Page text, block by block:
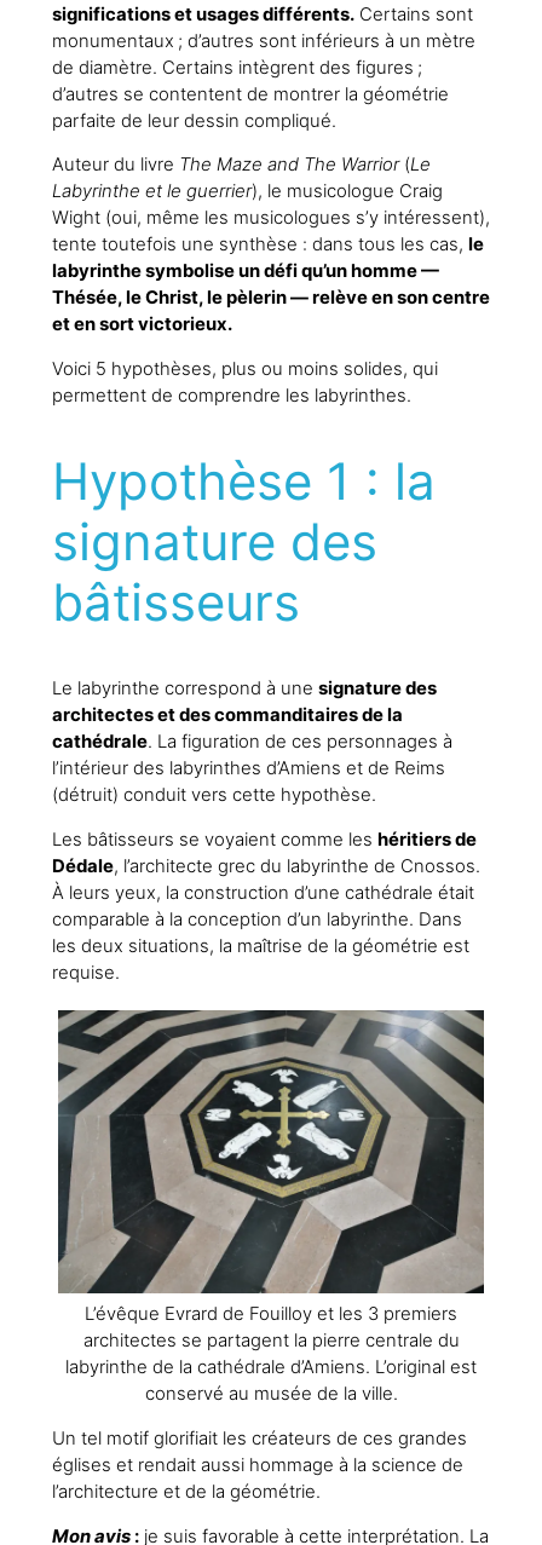
significations et usages différents.Certains sont
monumentaux ; d’autres sont inférieurs à un mètre
de diamètre. Certains intègrent des figures ;
d’autres se contentent de montrer la géométrie
parfaite de leur dessin compliqué.
Auteur du livre The Maze and The Warrior(Le
Labyrinthe et le guerrier), le musicologue Craig
Wight (oui, même les musicologues s’y intéressent),
tente toutefois une synthèse : dans tous les cas, le
labyrinthe symbolise un défi qu’un homme —
Thésée, le Christ, le pèlerin — relève en son centre
et en sort victorieux.
Voici 5 hypothèses, plus ou moins solides, qui
permettent de comprendre les labyrinthes.
Hypothèse 1 : la
signature des
bâtisseurs
Le labyrinthe correspond à une signature des
architectes et des commanditaires de la
cathédrale. La figuration de ces personnages à
l’intérieur des labyrinthes d’Amiens et de Reims
(détruit) conduit vers cette hypothèse.
Les bâtisseurs se voyaient comme les héritiers de
Dédale, l’architecte grec du labyrinthe de Cnossos.
À leurs yeux, la construction d’une cathédrale était
comparable à la conception d’un labyrinthe. Dans
les deux situations, la maîtrise de la géométrie est
requise.
L’évêque Evrard de Fouilloy et les 3 premiers
architectes se partagent la pierre centrale du
labyrinthe de la cathédrale d’Amiens. L’original est
conservé au musée de la ville.
Un tel motif glorifiait les créateurs de ces grandes
églises et rendait aussi hommage à la science de
l’architecture et de la géométrie.
Mon avis:je suis favorable à cette interprétation. La